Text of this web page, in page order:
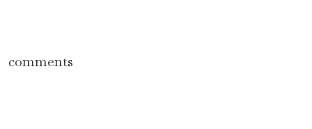
comments